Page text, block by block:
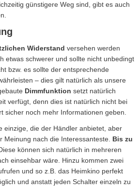
günstigere Weg sind, gibt es auch
Widerstand versehen werden
etwas schwerer und sollte nicht unbedingt
bzw. es sollte der entsprechende
– dies gilt natürlich als unsere
Dimmfunktion setzt natürlich
verfügt, denn dies ist natürlich nicht bei
sicher noch mehr Informationen geben.
einzige, die der Händler anbietet, aber
Meinung nach die Interessanteste. Bis zu
können sich natürlich in mehreren
einsehbar wäre. Hinzu kommen zwei
und so z.B. das Heimkino perfekt
und anstatt jeden Schalter einzeln zu